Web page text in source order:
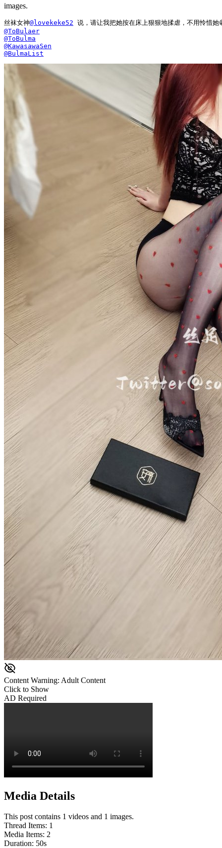
images.
丝袜女神@lovekeke52
@ToBulaer
@ToBulma
@KawasawaSen
@BulmaList
Content Warning: Adult Content
Click to Show
AD Required
Media Details
This post contains 1 videos and 1 images.
Thread Items: 1
Media Items: 2
Duration: 50s